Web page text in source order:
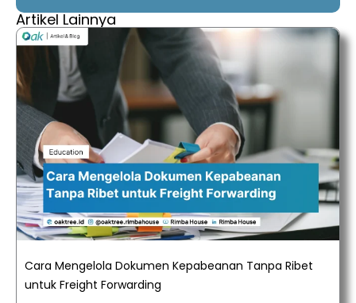
Artikel Lainnya
Cara Mengelola Dokumen Kepabeanan Tanpa Ribet
untuk Freight Forwarding